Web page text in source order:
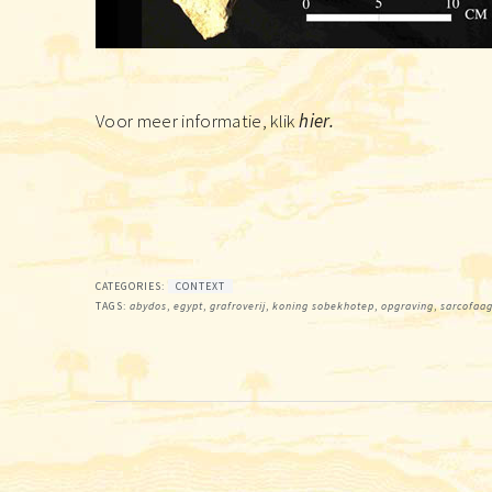
Voor meer informatie, klikhier.
CATEGORIES:
CONTEXT
TAGS: abydos, egypt, grafroverij, koning sobekhotep, opgraving,sarcofaag